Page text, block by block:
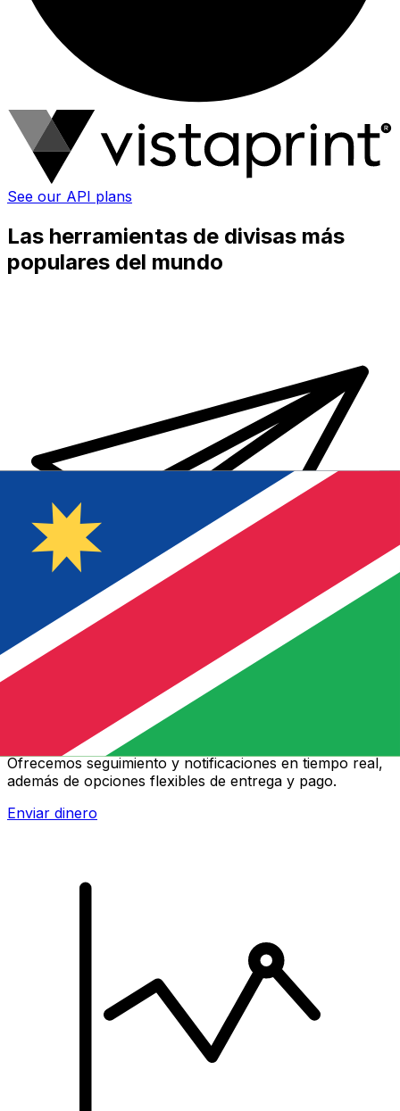
See our API plans
Las herramientas de divisas más
populares del mundo
Transferencias de dinero internacionales Xe
Envíe dinero en línea de forma rápida, segura y fácil.
Ofrecemos seguimiento y notificaciones en tiempo real,
además de opciones flexibles de entrega y pago.
Enviar dinero